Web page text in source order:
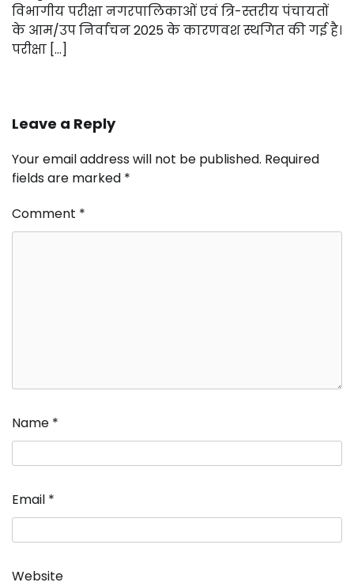
विभागीय परीक्षा नगरपालिकाओं एवं त्रि-स्तरीय पंचायतों
के आम/उप निर्वाचन 2025 के कारणवश स्थगित की गई है।
परीक्षा […]
Leave a Reply
Your email address will not be published. Required
fields are marked *
Comment *
Name *
Email *
Website